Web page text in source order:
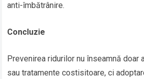
anti-îmbătrânire.
Concluzie
Prevenirea ridurilor nu înseamnă doar
sau tratamente costisitoare, ci